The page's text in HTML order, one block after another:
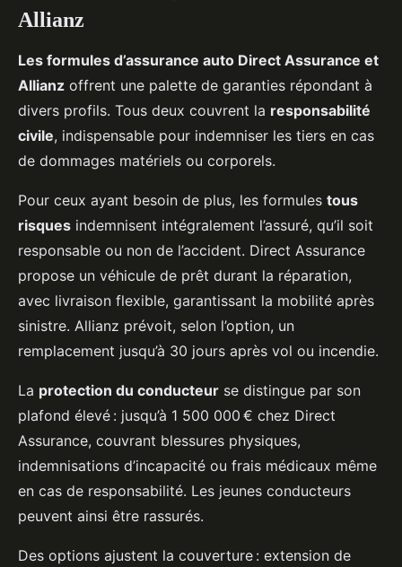
Allianz
Les formules d’assurance auto Direct Assurance et
Allianz offrent une palette de garanties répondant à
divers profils. Tous deux couvrent la responsabilité
civile, indispensable pour indemniser les tiers en cas
de dommages matériels ou corporels.
Pour ceux ayant besoin de plus, les formules tous
risques indemnisent intégralement l’assuré, qu’il soit
responsable ou non de l’accident. Direct Assurance
propose un véhicule de prêt durant la réparation,
avec livraison flexible, garantissant la mobilité après
sinistre. Allianz prévoit, selon l’option, un
remplacement jusqu’à 30 jours après vol ou incendie.
La protection du conducteur se distingue par son
plafond élevé : jusqu’à 1 500 000 € chez Direct
Assurance, couvrant blessures physiques,
indemnisations d’incapacité ou frais médicaux même
en cas de responsabilité. Les jeunes conducteurs
peuvent ainsi être rassurés.
Des options ajustent la couverture : extension de